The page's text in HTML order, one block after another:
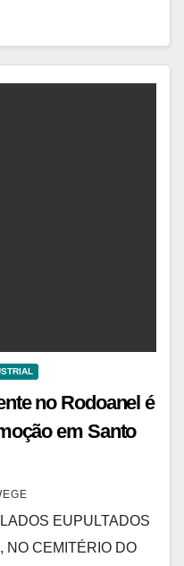
no Rodoanel é
em Santo
EUPULTADOS
NO CEMITÉRIO DO